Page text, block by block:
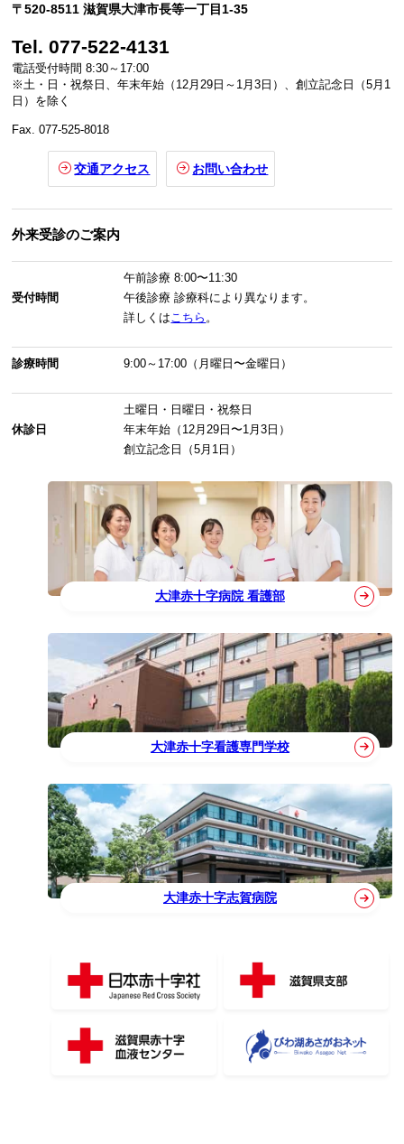
〒520-8511 滋賀県大津市長等一丁目1-35
Tel. 077-522-4131
電話受付時間 8:30～17:00
※土・日・祝祭日、年末年始（12月29日～1月3日）、創立記念日（5月1
日）を除く
Fax. 077-525-8018
交通アクセス お問い合わせ
外来受診のご案内
受付時間
午前診療8:00〜11:30
午後診療診療科により異なります。
詳しくは こちら 。
診療時間 9:00～17:00（月曜日〜金曜日）
休診日
土曜日・日曜日・祝祭日
年末年始（12月29日〜1月3日）
創立記念日（5月1日）
大津赤十字病院 看護部
大津赤十字看護専門学校
大津赤十字志賀病院